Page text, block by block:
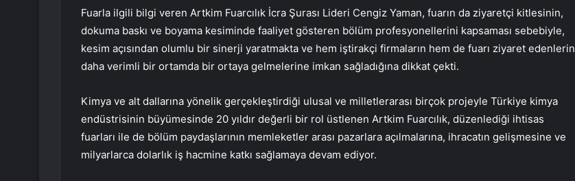
Fuarla ilgili bilgi veren Artkim Fuarcılık İcra Şurası Lideri Cengiz Yaman, fuarın da ziyaretçi kitlesinin,
dokuma baskı ve boyama kesiminde faaliyet gösteren bölüm profesyonellerini kapsaması sebebiyle,
kesim açısından olumlu bir sinerji yaratmakta ve hem iştirakçi firmaların hem de fuarı ziyaret edenlerin
daha verimli bir ortamda bir ortaya gelmelerine imkan sağladığına dikkat çekti.
Kimya ve alt dallarına yönelik gerçekleştirdiği ulusal ve milletlerarası birçok projeyle Türkiye kimya
endüstrisinin büyümesinde 20 yıldır değerli bir rol üstlenen Artkim Fuarcılık, düzenlediği ihtisas
fuarları ile de bölüm paydaşlarının memleketler arası pazarlara açılmalarına, ihracatın gelişmesine ve
milyarlarca dolarlık iş hacmine katkı sağlamaya devam ediyor.